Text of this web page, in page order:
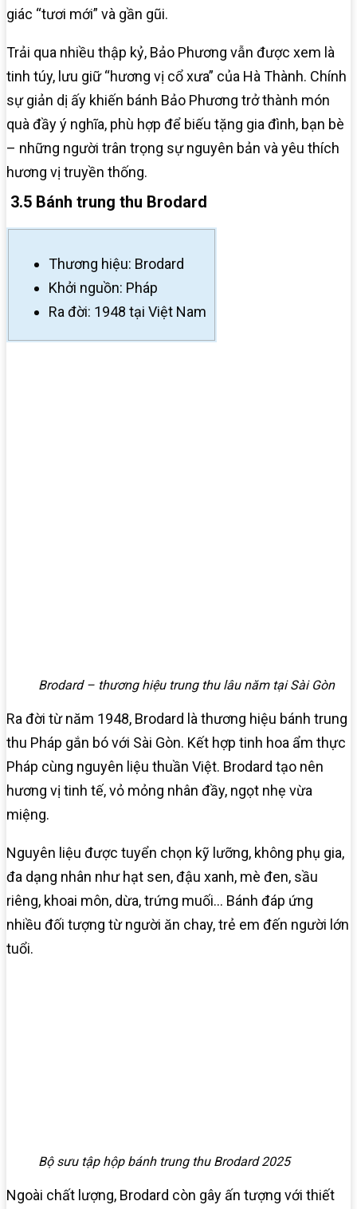
giác “tươi mới” và gần gũi.
Trải qua nhiều thập kỷ, Bảo Phương vẫn được xem là
tinh túy, lưu giữ “hương vị cổ xưa” của Hà Thành. Chính
sự giản dị ấy khiến bánh Bảo Phương trở thành món
quà đầy ý nghĩa, phù hợp để biếu tặng gia đình, bạn bè
– những người trân trọng sự nguyên bản và yêu thích
hương vị truyền thống.
3.5 Bánh trung thu Brodard
Thương hiệu: Brodard
Khởi nguồn: Pháp
Ra đời: 1948 tại Việt Nam
Brodard – thương hiệu trung thu lâu năm tại Sài Gòn
Ra đời từ năm 1948, Brodard là thương hiệu bánh trung
thu Pháp gắn bó với Sài Gòn. Kết hợp tinh hoa ẩm thực
Pháp cùng nguyên liệu thuần Việt. Brodard tạo nên
hương vị tinh tế, vỏ mỏng nhân đầy, ngọt nhẹ vừa
miệng.
Nguyên liệu được tuyển chọn kỹ lưỡng, không phụ gia,
đa dạng nhân như hạt sen, đậu xanh, mè đen, sầu
riêng, khoai môn, dừa, trứng muối… Bánh đáp ứng
nhiều đối tượng từ người ăn chay, trẻ em đến người lớn
tuổi.
Bộ sưu tập hộp bánh trung thu Brodard 2025
Ngoài chất lượng, Brodard còn gây ấn tượng với thiết